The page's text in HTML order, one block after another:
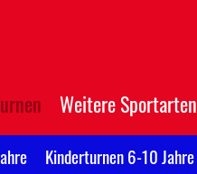
Weitere Sportarten
Kinderturnen 6-10 Jahre